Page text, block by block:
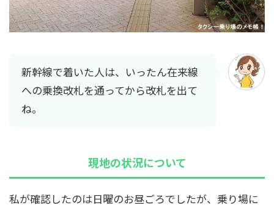
新幹線で着いた人は、いったん在来線
への乗換改札を通ってから改札を出て
ね。
現地の状況について
私が確認したのは日曜のお昼ごろでしたが、乗り場に